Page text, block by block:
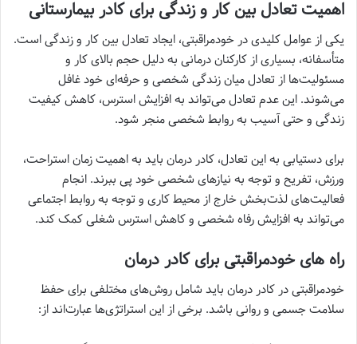
اهمیت تعادل بین کار و زندگی برای کادر بیمارستانی
یکی از عوامل کلیدی در خودمراقبتی، ایجاد تعادل بین کار و زندگی است.
متأسفانه، بسیاری از کارکنان درمانی به دلیل حجم بالای کار و
مسئولیت‌ها از تعادل میان زندگی شخصی و حرفه‌ای خود غافل
می‌شوند. این عدم تعادل می‌تواند به افزایش استرس، کاهش کیفیت
زندگی و حتی آسیب به روابط شخصی منجر شود.
برای دستیابی به این تعادل، کادر درمان باید به اهمیت زمان استراحت،
ورزش، تفریح و توجه به نیازهای شخصی خود پی ببرند. انجام
فعالیت‌های لذت‌بخش خارج از محیط کاری و توجه به روابط اجتماعی
می‌تواند به افزایش رفاه شخصی و کاهش استرس شغلی کمک کند.
راه های خودمراقبتی برای کادر درمان
خودمراقبتی در کادر درمان باید شامل روش‌های مختلفی برای حفظ
سلامت جسمی و روانی باشد. برخی از این استراتژی‌ها عبارت‌اند از: